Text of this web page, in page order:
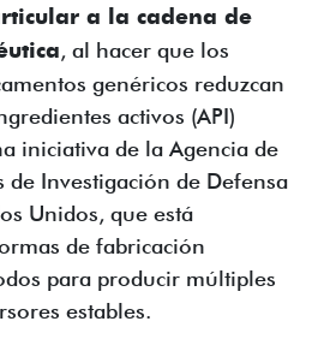
a la cadena de
, al hacer que los
genéricos reduzcan
activos (API)
iniciativa de la Agencia de
de Investigación de Defensa
Unidos, que está
de fabricación
para producir múltiples
estables.